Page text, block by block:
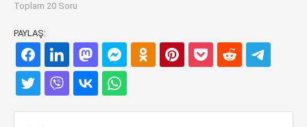
Toplam 20 Soru
PAYLAŞ: